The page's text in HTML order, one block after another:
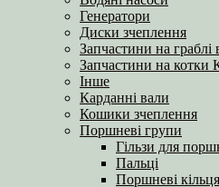
Генератори
Диски зчеплення
Запчастини на
Запчастини на котки
Інше
Карданні вали
Кошики зчеплення
Поршневі групи
Гільзи для
Пальці
Поршневі кільця